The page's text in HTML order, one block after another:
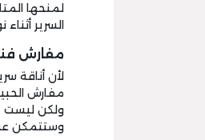
لمنحها
السرير
مفارش
لأن أناقة
مفارش
ولكن ليست
وستتمكن